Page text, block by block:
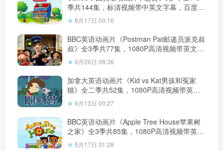
季共144集，标清视频带中英文字幕，百度网
盘下载！
8月17日 00:16
BBC英语动画片《Postman Pat邮递员派克叔
叔》全3季共77集，1080P高清视频带英文字
幕，百度网盘下载！
9月26日 08:36
加拿大英语动画片《Kid vs Kat男孩和冤家
猫》全二季共52集，1080P高清视频带英文
字幕，百度网盘下载！
6月13日 00:27
BBC英语动画片《Apple Tree House苹果树
之家》全3季共85集，1080P高清视频带英文
字幕，百度网盘下载！
5月17日 01:28